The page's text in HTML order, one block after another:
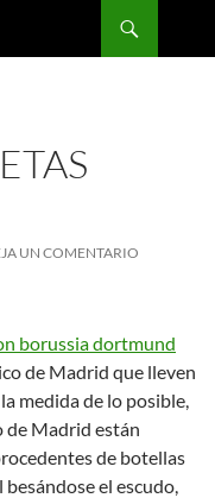
UN COMENTARIO
borussia dortmund
de Madrid que lleven
medida de lo posible,
de Madrid están
de botellas
el escudo,